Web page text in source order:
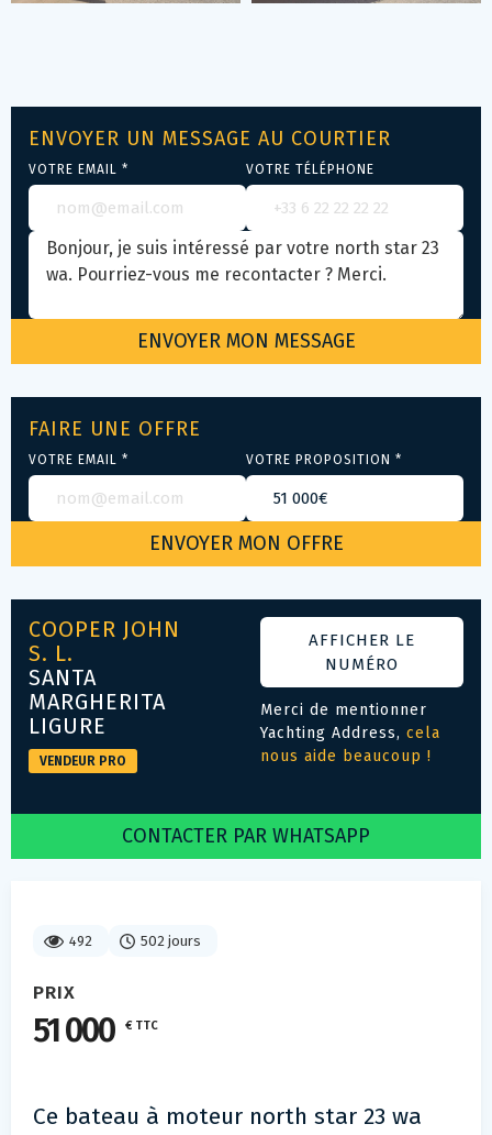
492 502 jours
PRIX
51 000 € TTC
Ce bateau à moteur north star 23 wa
ENVOYER UN MESSAGE AU COURTIER
VOTRE EMAIL * VOTRE TÉLÉPHONE
FAIRE UNE OFFRE
VOTRE EMAIL * VOTRE PROPOSITION *
COOPER JOHN
S. L.
SANTA
MARGHERITA
LIGURE
VENDEUR PRO
AFFICHER LE
NUMÉRO
Merci de mentionner
Yachting Address, cela
nous aide beaucoup !
CONTACTER PAR WHATSAPP